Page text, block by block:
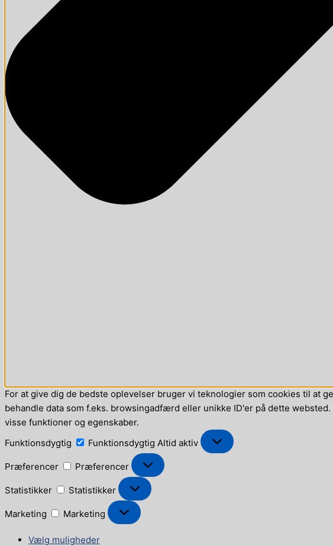
For at give dig de bedste oplevelser bruger vi teknologier som cookies til at
behandle data som f.eks. browsingadfærd eller unikke ID'er på dette
visse funktioner og egenskaber.
Funktionsdygtig
Funktionsdygtig Altid aktiv
Præferencer Præferencer
Statistikker Statistikker
Marketing Marketing
Vælg muligheder